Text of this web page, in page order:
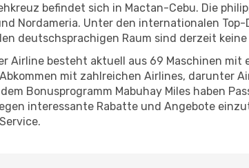
befindet sich in Mactan-Cebu. Die
Nordameria. Unter den internationalen
deutschsprachigen Raum sind derzeit
Airline besteht aktuell aus 69 Maschinen
mit zahlreichen Airlines, darunter
Bonusprogramm Mabuhay Miles haben
interessante Rabatte und Angebote